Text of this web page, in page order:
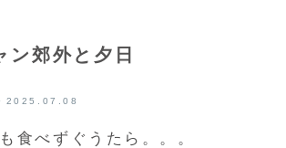
ン郊外と夕日
2025.07.08
食べずぐうたら。。。